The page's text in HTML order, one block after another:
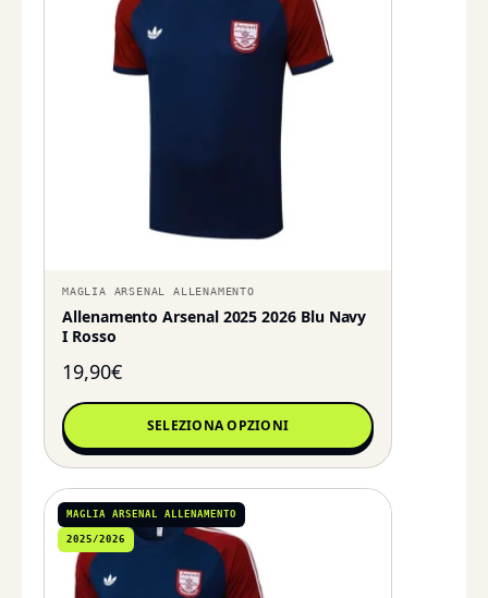
MAGLIA ARSENAL ALLENAMENTO
Allenamento Arsenal 2025 2026 Blu Navy
I Rosso
19,90€
SELEZIONA OPZIONI
MAGLIA ARSENAL ALLENAMENTO
2025/2026